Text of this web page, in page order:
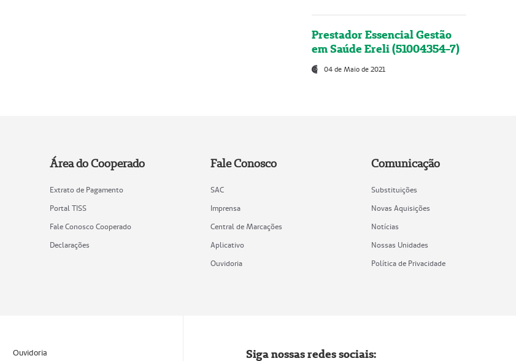
Prestador Essencial Gestão
em Saúde Ereli (51004354-7)
04 de Maio de 2021
Área do Cooperado
Extrato de Pagamento
Portal TISS
Fale Conosco Cooperado
Declarações
Fale Conosco
SAC
Imprensa
Central de Marcações
Aplicativo
Ouvidoria
Comunicação
Substituições
Novas Aquisições
Notícias
Nossas Unidades
Política de Privacidade
Ouvidoria Siga nossas redes sociais: